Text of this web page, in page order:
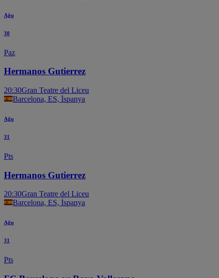
Ağu
30
Paz
Hermanos Gutierrez
20:30Gran Teatre del Liceu
Barcelona, ES, İspanya
Ağu
31
Pts
Hermanos Gutierrez
20:30Gran Teatre del Liceu
Barcelona, ES, İspanya
Ağu
31
Pts